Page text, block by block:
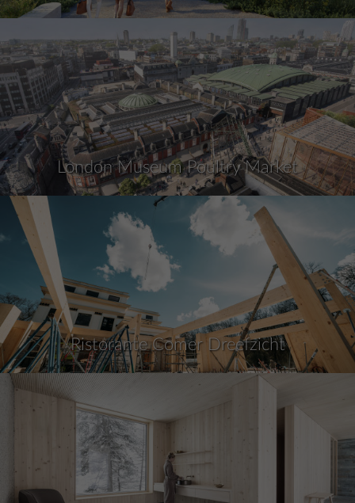
London Museum Poultry Market
Ristorante Comer Dreefzicht